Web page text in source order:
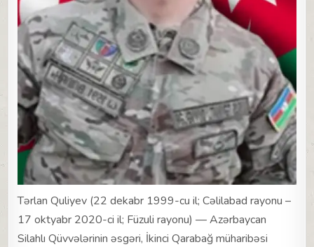
Tərlan Quliyev (22 dekabr 1999-cu il; Cəlilabad rayonu –
17 oktyabr 2020-ci il; Füzuli rayonu) — Azərbaycan
Silahlı Qüvvələrinin əsgəri, İkinci Qarabağ müharibəsi